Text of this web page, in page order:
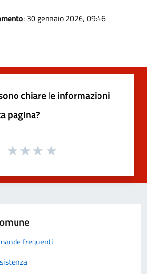
: 30 gennaio 2026, 09:46
chiare le informazioni
pagina?
frequenti